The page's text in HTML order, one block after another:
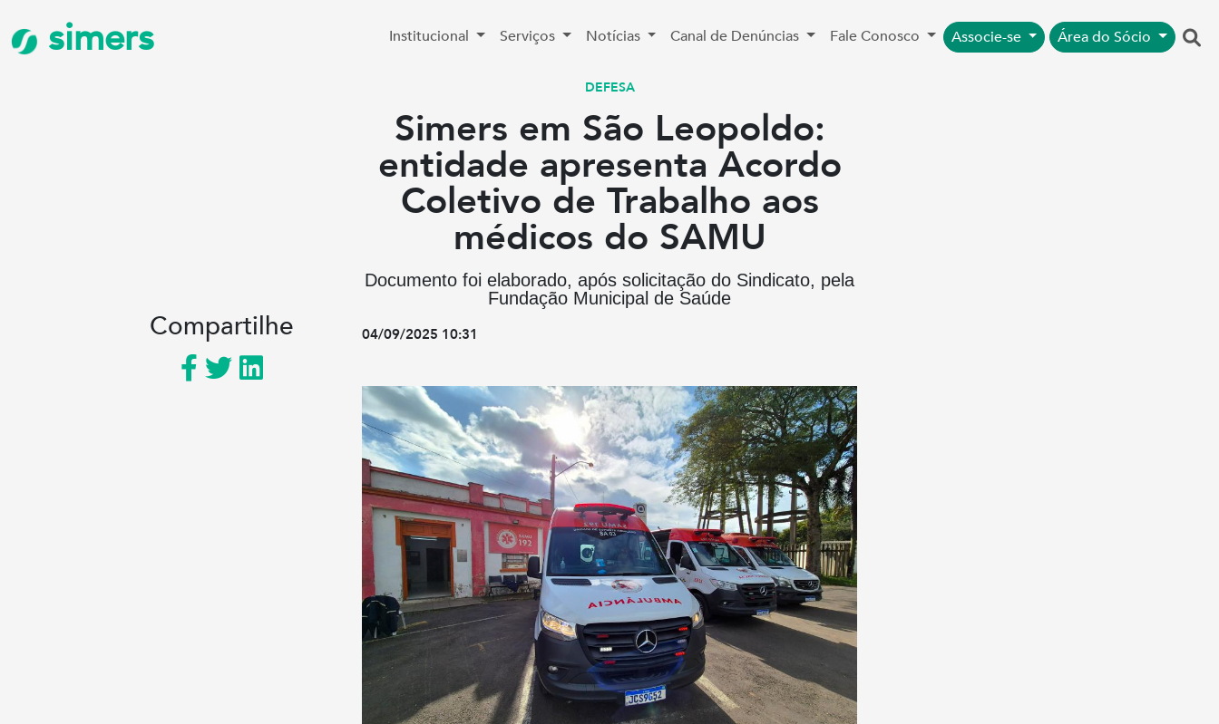
simers Institucional Serviços Notícias Canal de Denúncias Fale Conosco Associe-se Área do Sócio
DEFESA
Simers em São Leopoldo:
entidade apresenta Acordo
Coletivo de Trabalho aos
médicos do SAMU
Documento foi elaborado, após solicitação do Sindicato, pela
Fundação Municipal de Saúde
Compartilhe 04/09/2025 10:31